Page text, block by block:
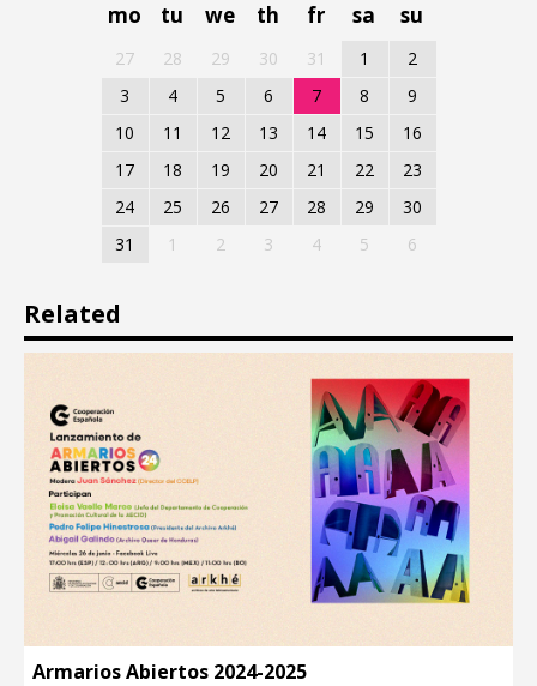
mo
tu we th fr sa su
27 28 29 30 31 1
2
3
4 5 6 7 8
9
10
11 12 13 14 15
16
17
18 19 20 21 22
23
24
25 26 27 28 29
30
31
1 2 3 4 5 6
Related
Armarios Abiertos 2024-2025